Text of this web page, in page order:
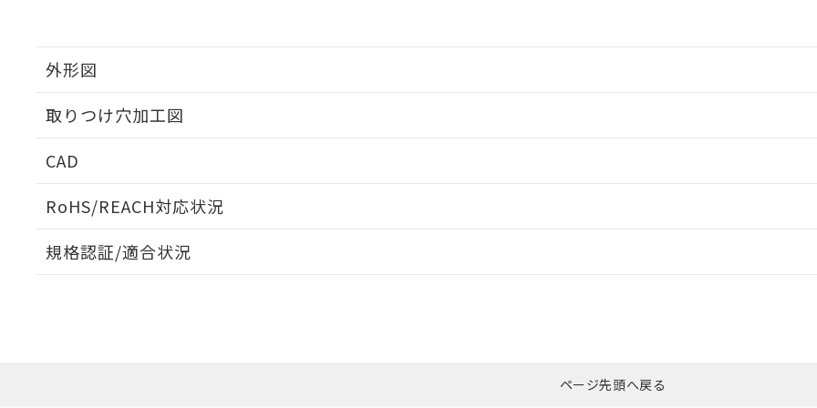
外形図
取りつけ穴加工図
CAD
RoHS/REACH対応状況
EU RoHS 注意事項・凡例
ダウンロードはこちら
規格認証/適合状況
ページ先頭へ戻る